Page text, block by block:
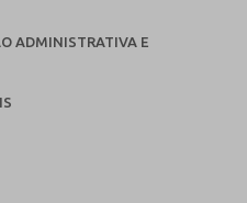
ADMINISTRATIVA E